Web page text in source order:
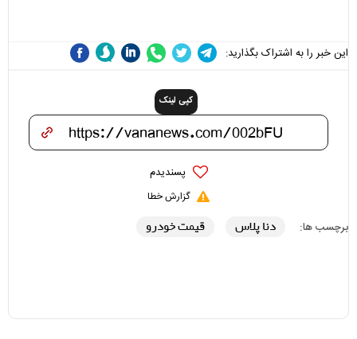
این خبر را به اشتراک بگذارید:
کپی لینک
پسندیدم
گزارش خطا
برچسب ها: دنا پلاس قیمت خودرو